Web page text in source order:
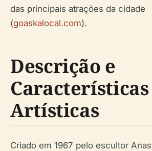
das principais atrações da cidade
(goaskalocal.com).
Descrição e
Características
Artísticas
Criado em 1967 pelo escultor